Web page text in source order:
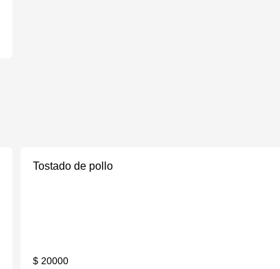
Tostado de pollo
$ 20000